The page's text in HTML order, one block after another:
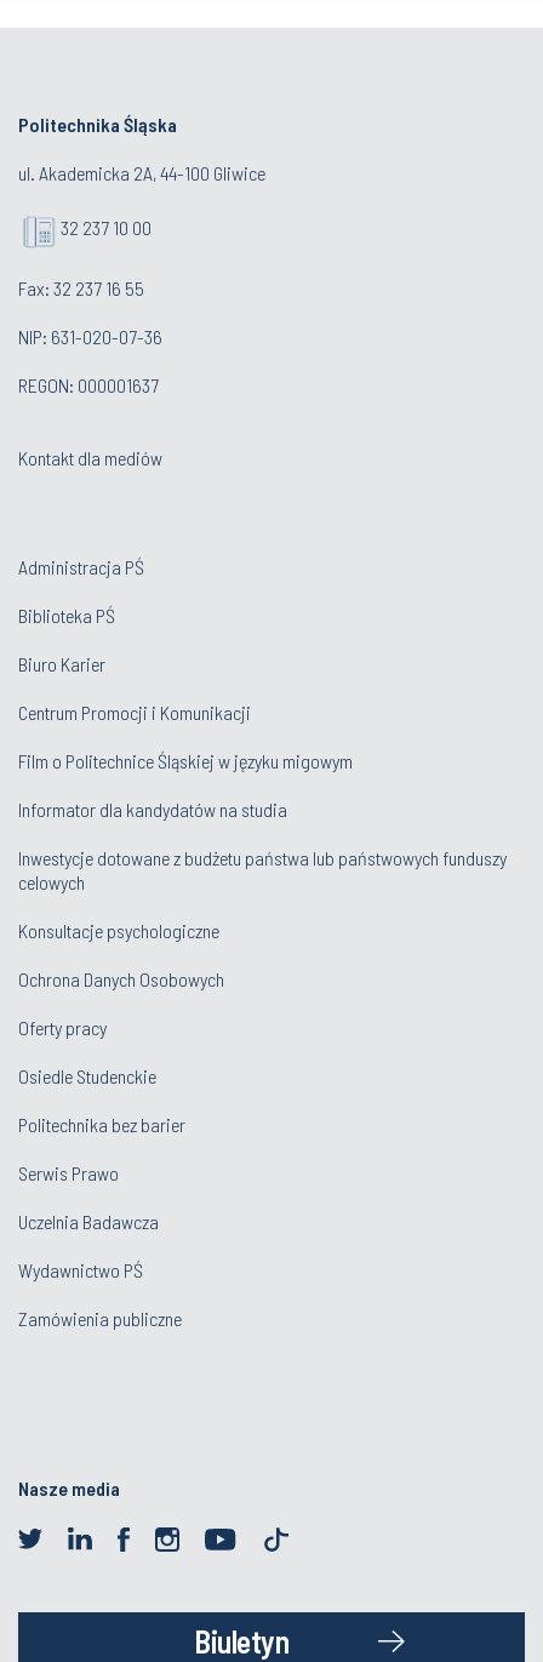
Politechnika Śląska
ul. Akademicka 2A, 44-100 Gliwice
32 237 10 00
Fax: 32 237 16 55
NIP: 631-020-07-36
REGON: 000001637
Kontakt dla mediów
Administracja PŚ
Biblioteka PŚ
Biuro Karier
Centrum Promocji i Komunikacji
Film o Politechnice Śląskiej w języku migowym
Informator dla kandydatów na studia
Inwestycje dotowane z budżetu państwa lub państwowych funduszy
celowych
Konsultacje psychologiczne
Ochrona Danych Osobowych
Oferty pracy
Osiedle Studenckie
Politechnika bez barier
Serwis Prawo
Uczelnia Badawcza
Wydawnictwo PŚ
Zamówienia publiczne
Nasze media
Biuletyn